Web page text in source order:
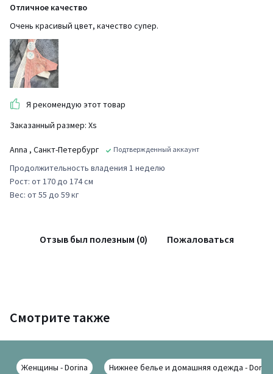
Отличное качество
Очень красивый цвет, качество супер.
Я рекомендую этот товар
Заказанный размер: Xs
Anna , Санкт-Петербург Подтвержденный аккаунт
Продолжительность владения 1 неделю
Рост: от 170 до 174 см
Вес: от 55 до 59 кг
Отзыв был полезным (0) Пожаловаться
Смотрите также
Женщины - Dorina Нижнее белье и домашняя одежда - Dorina